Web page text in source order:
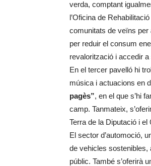
verda, comptant
l’Oficina de
comunitats de veïns
per reduir el consum
revalorització i accedir
En el tercer pavelló hi
música i actuacions en
pagès”, en el que s’hi
camp. Tanmateix,
Terra de la Diputació i
El sector d’automoció,
de vehicles sostenibles,
públic. També s’oferirà